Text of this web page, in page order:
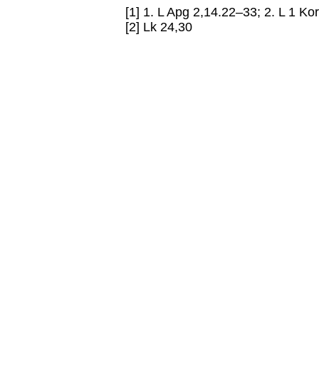
[1] 1. L Apg 2,14.22–33; 2. L 1
[2] Lk 24,30